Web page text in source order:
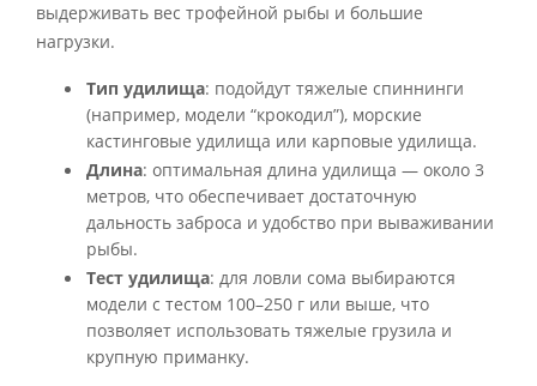
выдерживать вес трофейной рыбы и большие
нагрузки.
Тип удилища: подойдут тяжелые спиннинги
(например, модели “крокодил”), морские
кастинговые удилища или карповые удилища.
Длина: оптимальная длина удилища — около 3
метров, что обеспечивает достаточную
дальность заброса и удобство при вываживании
рыбы.
Тест удилища: для ловли сома выбираются
модели с тестом 100–250 г или выше, что
позволяет использовать тяжелые грузила и
крупную приманку.